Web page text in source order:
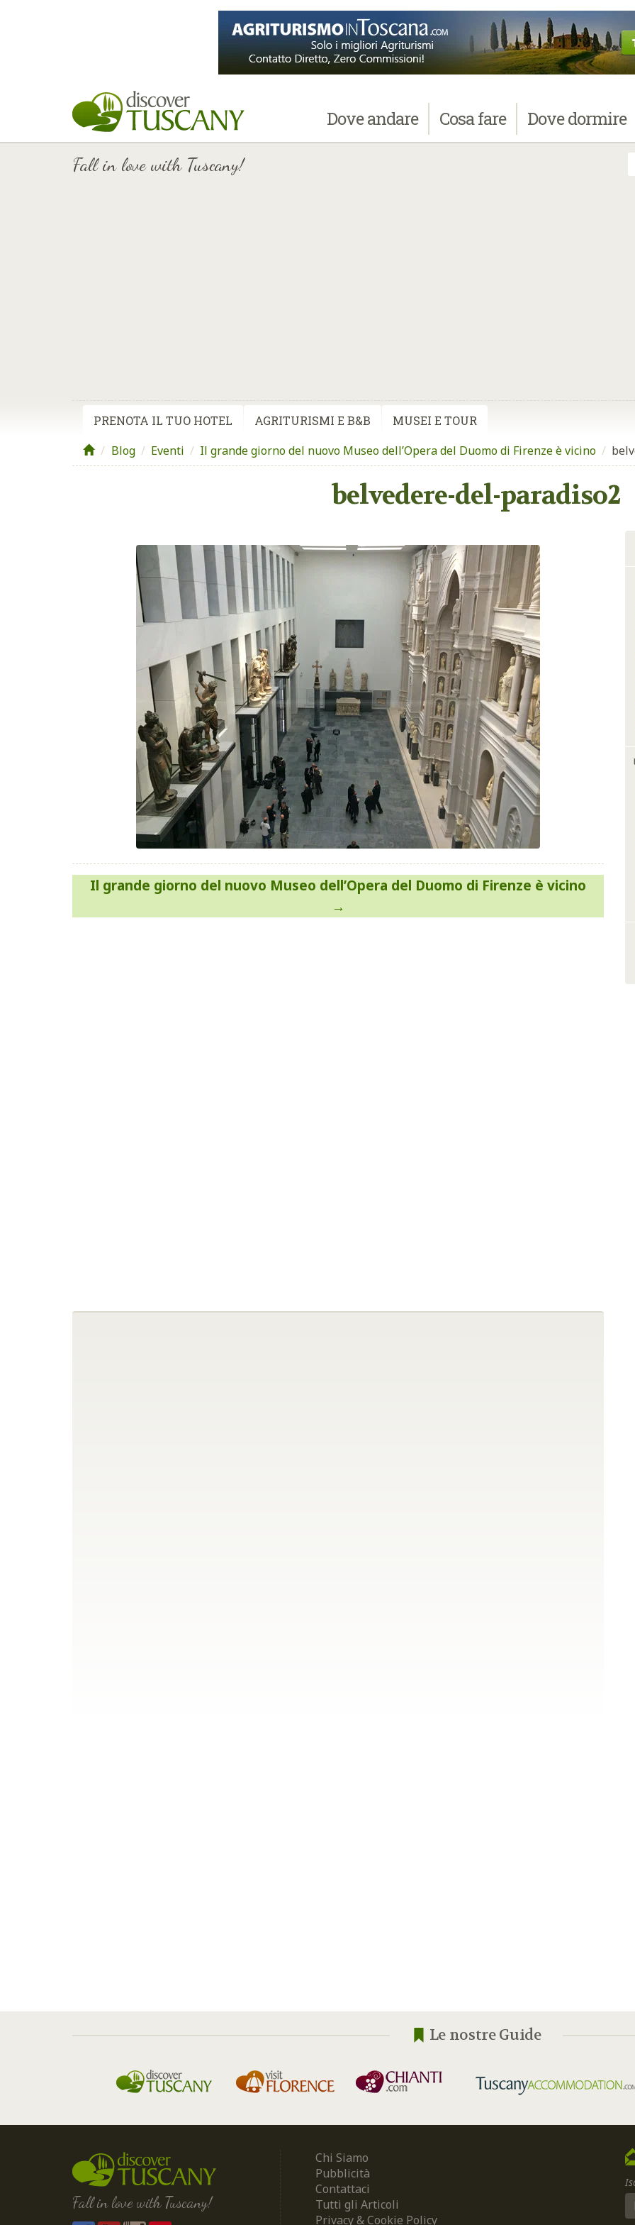
Doveandare Cosafare Dovedormire
Fall in love with Tuscany!
PRENOTA IL TUO HOTEL AGRITURISMI E B&B MUSEI E TOUR
Blog / Eventi / Il grande giorno del nuovo Museo dell’Opera del Duomo di Firenze è vicino /
belvedere-del-paradiso2
Navigazione
articoli
Il grande giorno del nuovo Museo dell’Opera del Duomo di Firenze è vicino
Le nostre Guide
Fall in love with Tuscany!
Chi Siamo
Pubblicità
Contattaci
Tutti gli Articoli
Privacy & Cookie Policy